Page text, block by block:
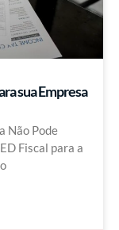
sua Empresa
Não Pode
Fiscal para a